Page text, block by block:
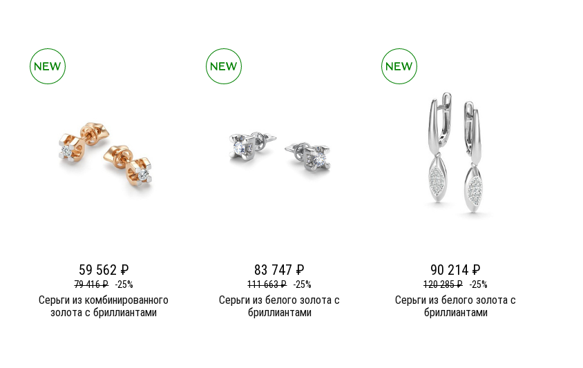
59 562 ₽
79 416 ₽ -25%
Серьги из комбинированного
золота c бриллиантами
83 747 ₽
111 663 ₽ -25%
Серьги из белого золота c
бриллиантами
90 214 ₽
120 285 ₽ -25%
Серьги из белого золота c
бриллиантами